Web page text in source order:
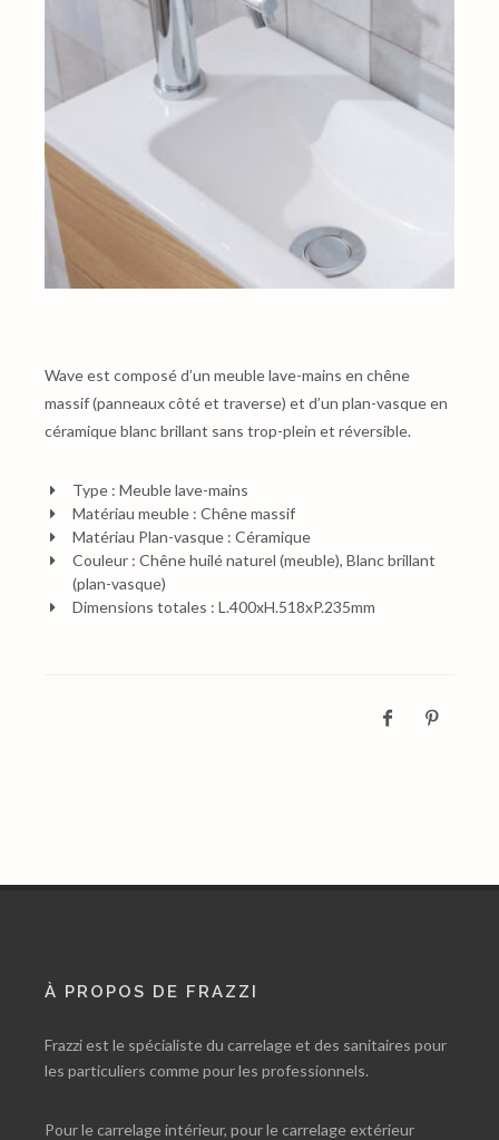
Wave est composé d’un meuble lave-mains en chêne
massif (panneaux côté et traverse) et d’un plan-vasque en
céramique blanc brillant sans trop-plein et réversible.
Type : Meuble lave-mains
Matériau meuble : Chêne massif
Matériau Plan-vasque : Céramique
Couleur : Chêne huilé naturel (meuble), Blanc brillant
(plan-vasque)
Dimensions totales : L.400xH.518xP.235mm
À PROPOS DE FRAZZI
Frazzi est le spécialiste du carrelage et des sanitaires pour
les particuliers comme pour les professionnels.
Pour le carrelage intérieur, pour le carrelage extérieur